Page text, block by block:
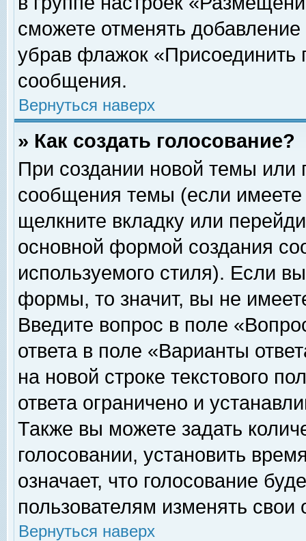
сможете отменять
убрав флажок «Присоединить
сообщения.
Вернуться наверх
» Как создать голосование?
При создании новой темы или
сообщения темы (если
щелкните вкладку или
основной формой создания
используемого стиля). Если
формы, то значит, вы не
Введите вопрос в поле
ответа в поле «Варианты
на новой строке текстового
ответа ограничено и
Также вы можете задать
голосовании, установить
означает, что голосование
пользователям изменять свои
Вернуться наверх